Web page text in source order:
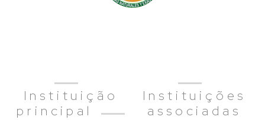
Instituições
associadas
Instituição
principal